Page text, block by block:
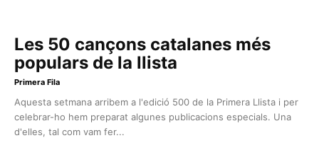
Les 50 cançons catalanes més
populars de la llista
Primera Fila
Aquesta setmana arribem a l'edició 500 de la Primera Llista i per
celebrar-ho hem preparat algunes publicacions especials. Una
d'elles, tal com vam fer...